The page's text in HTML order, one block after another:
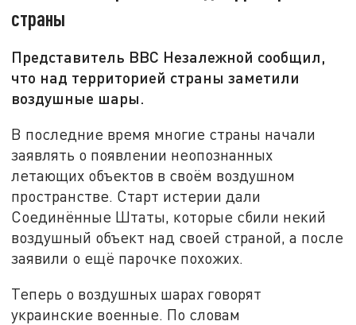
страны
Представитель ВВС Незалежной сообщил,
что над территорией страны заметили
воздушные шары.
В последние время многие страны начали
заявлять о появлении неопознанных
летающих объектов в своём воздушном
пространстве. Старт истерии дали
Соединённые Штаты, которые сбили некий
воздушный объект над своей страной, а после
заявили о ещё парочке похожих.
Теперь о воздушных шарах говорят
украинские военные. По словам